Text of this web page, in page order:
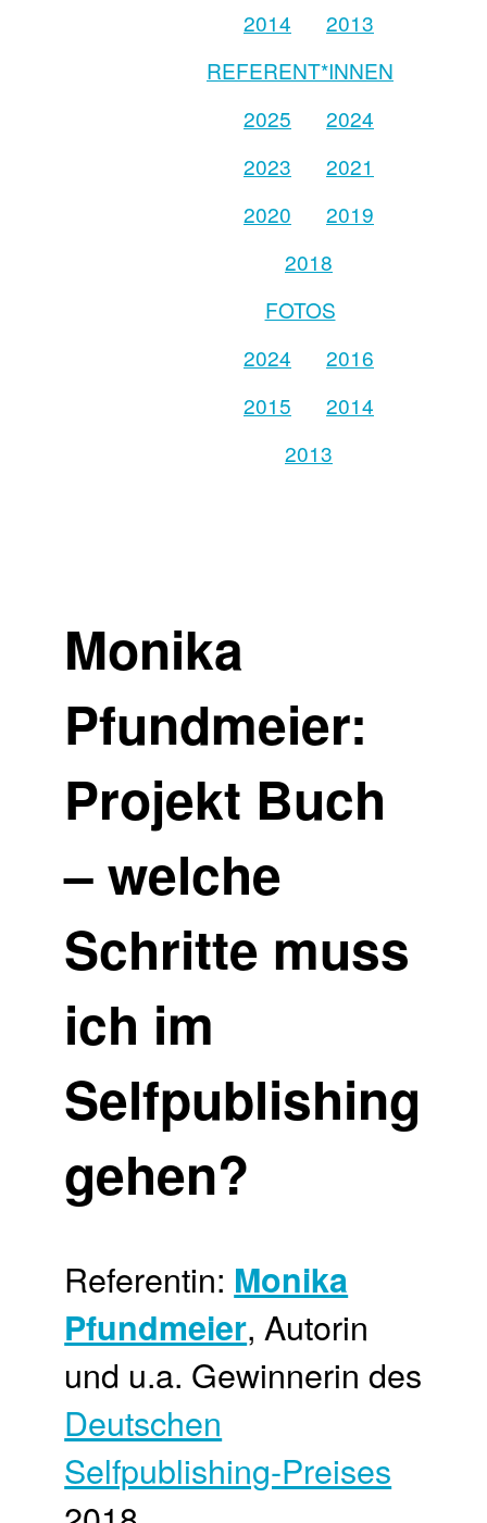
2014
2013
REFERENT*INNEN
2025
2024
2023
2021
2020
2019
2018
FOTOS
2024
2016
2015
2014
2013
Monika
Pfundmeier:
Projekt Buch
– welche
Schritte muss
ich im
Selfpublishing
gehen?
Referentin: Monika
Pfundmeier, Autorin
und u.a. Gewinnerin des
Deutschen
Selfpublishing-Preises